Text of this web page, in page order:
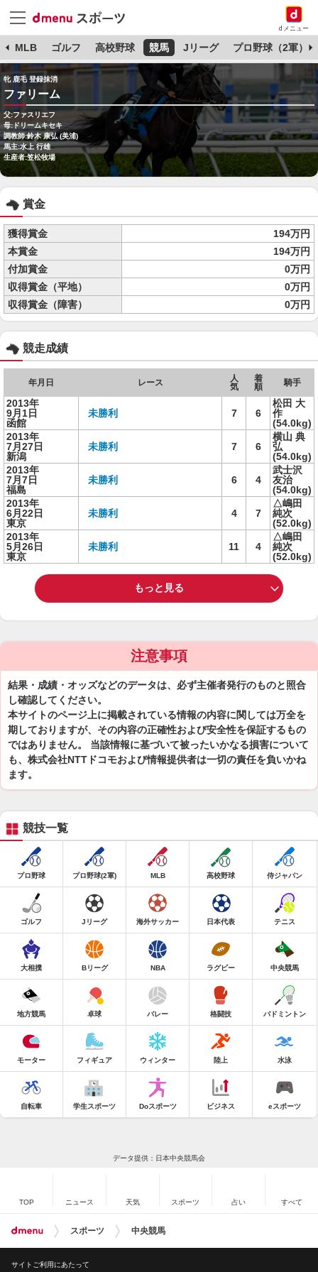
dメニュー
MLB ゴルフ 高校野球 競馬 Jリーグ プロ野球（2軍）
牝 鹿毛 登録抹消
ファリーム
父:ファスリエフ
母:ドリームキセキ
調教師:鈴木 康弘 (美浦)
馬主:水上 行雄
生産者:笠松牧場
賞金
獲得賞金
194万円
本賞金
194万円
付加賞金
0万円
収得賞金（平地）
0万円
収得賞金（障害）
0万円
競走成績
年月日 レース
人
気
着
順
騎手
2013年
9月1日
函館
未勝利 7 6
松田 大
作
(54.0kg)
2013年
7月27日
新潟
未勝利 7 6
横山 典
弘
(54.0kg)
2013年
7月7日
福島
未勝利 6 4
武士沢
友治
(54.0kg)
2013年
6月22日
東京
未勝利 4 7
△嶋田
純次
(52.0kg)
2013年
5月26日
東京
未勝利 11 4
△嶋田
純次
(52.0kg)
もっと見る
注意事項
結果・成績・オッズなどのデータは、必ず主催者発行のものと照合
し確認してください。
本サイトのページ上に掲載されている情報の内容に関しては万全を
期しておりますが、その内容の正確性および安全性を保証するもの
ではありません。 当該情報に基づいて被ったいかなる損害について
も、株式会社NTTドコモおよび情報提供者は一切の責任を負いかね
ます。
競技一覧
プロ野球 プロ野球(2軍) MLB 高校野球 侍ジャパン
ゴルフ Jリーグ 海外サッカー 日本代表 テニス
大相撲 Bリーグ NBA ラグビー 中央競馬
地方競馬 卓球 バレー 格闘技 バドミントン
モーター フィギュア ウィンター 陸上 水泳
自転車 学生スポーツ Doスポーツ ビジネス eスポーツ
データ提供：日本中央競馬会
TOP ニュース 天気 スポーツ 占い すべて
スポーツ 中央競馬
サイトご利用にあたって